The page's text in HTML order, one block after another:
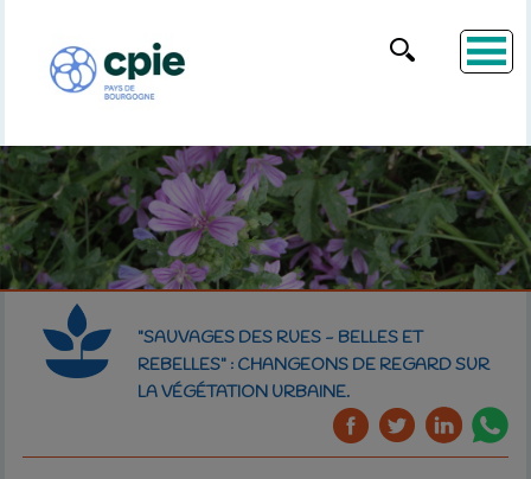
"SAUVAGES DES RUES - BELLES ET
REBELLES" : CHANGEONS DE REGARD SUR
LA VÉGÉTATION URBAINE.